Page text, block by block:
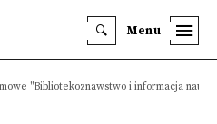
Menu
"Bibliotekoznawstwo i informacja